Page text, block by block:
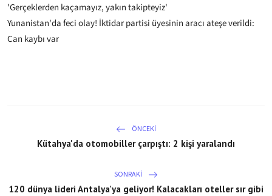
'Gerçeklerden kaçamayız, yakın takipteyiz'
Yunanistan'da feci olay! İktidar partisi üyesinin aracı ateşe verildi:
Can kaybı var
ÖNCEKI
Kütahya'da otomobiller çarpıştı: 2 kişi yaralandı
SONRAKI
120 dünya lideri Antalya'ya geliyor! Kalacakları oteller sır gibi